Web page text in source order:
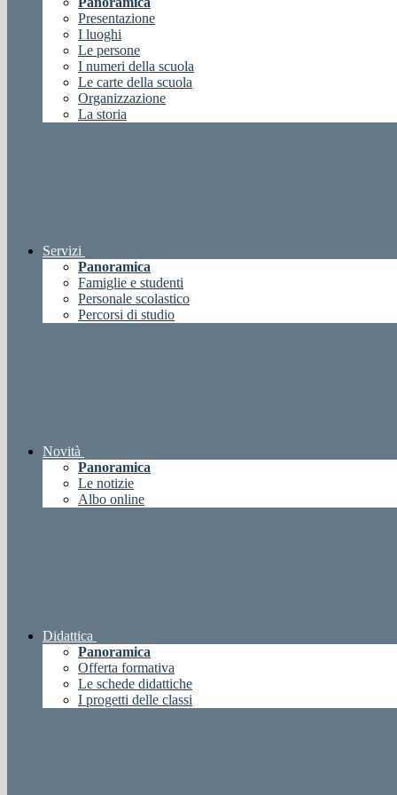
Presentazione
I luoghi
Le persone
I numeri della scuola
Le carte della scuola
Organizzazione
La storia
Servizi
Panoramica
Famiglie e studenti
Personale scolastico
Percorsi di studio
Novità
Panoramica
Le notizie
Albo online
Didattica
Panoramica
Offerta formativa
Le schede didattiche
I progetti delle classi